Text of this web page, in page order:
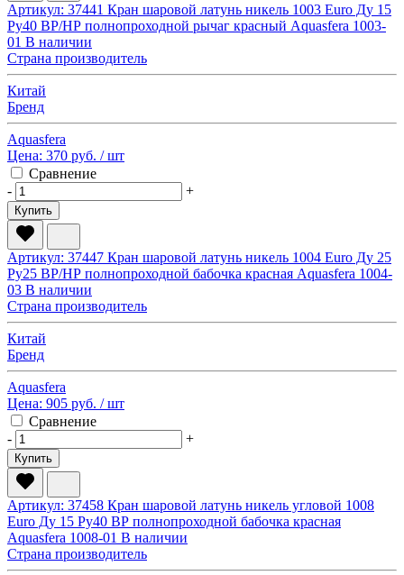
Артикул: 37441 Кран шаровой латунь никель 1003 Euro Ду 15
Ру40 ВР/НР полнопроходной рычаг красный Aquasfera 1003-
01 В наличии
Страна производитель
Китай
Бренд
Aquasfera
Цена: 370 руб. / шт
Сравнение
-
+
Купить
Артикул: 37447 Кран шаровой латунь никель 1004 Euro Ду 25
Ру25 ВР/НР полнопроходной бабочка красная Aquasfera 1004-
03 В наличии
Страна производитель
Китай
Бренд
Aquasfera
Цена: 905 руб. / шт
Сравнение
-
+
Купить
Артикул: 37458 Кран шаровой латунь никель угловой 1008
Euro Ду 15 Ру40 ВР полнопроходной бабочка красная
Aquasfera 1008-01 В наличии
Страна производитель